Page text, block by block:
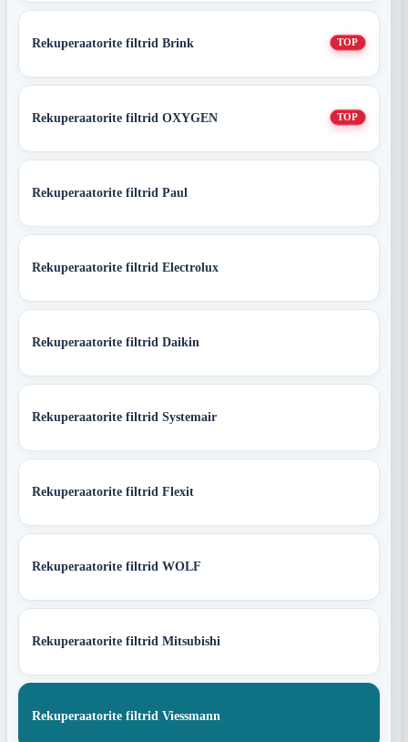
Rekuperaatorite filtrid Brink TOP
Rekuperaatorite filtrid OXYGEN TOP
Rekuperaatorite filtrid Paul
Rekuperaatorite filtrid Electrolux
Rekuperaatorite filtrid Daikin
Rekuperaatorite filtrid Systemair
Rekuperaatorite filtrid Flexit
Rekuperaatorite filtrid WOLF
Rekuperaatorite filtrid Mitsubishi
Rekuperaatorite filtrid Viessmann